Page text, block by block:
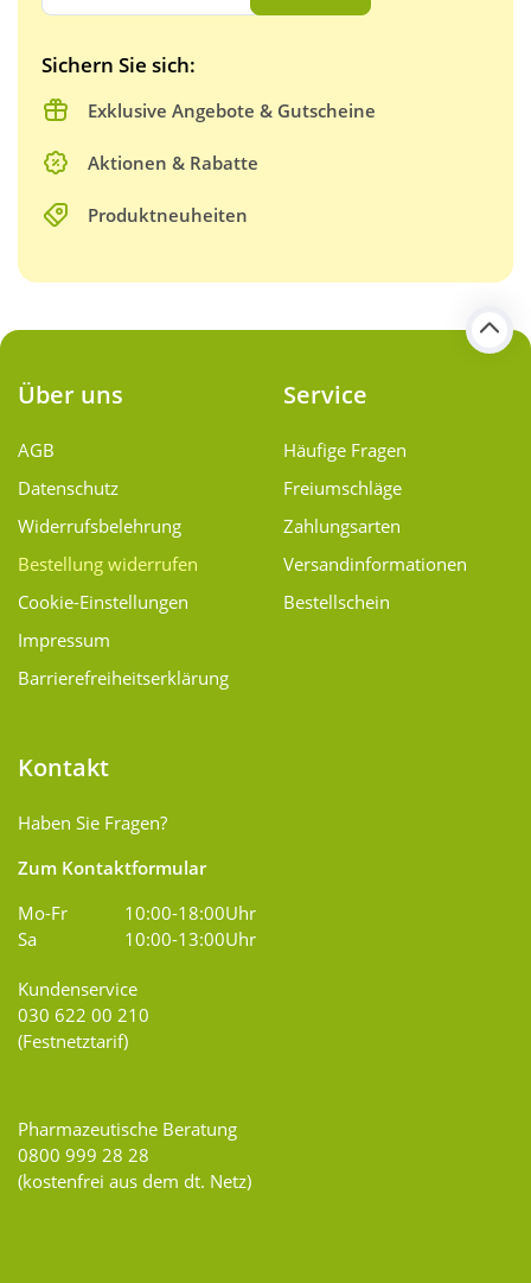
Sichern Sie sich:
Exklusive Angebote & Gutscheine
Aktionen & Rabatte
Produktneuheiten
Über uns
AGB
Datenschutz
Widerrufsbelehrung
Bestellung widerrufen
Cookie-Einstellungen
Impressum
Barrierefreiheitserklärung
Service
Häufige Fragen
Freiumschläge
Zahlungsarten
Versand­informationen
Bestellschein
Kontakt
Haben Sie Fragen?
Zum Kontaktformular
Mo-Fr
10:00-18:00Uhr
Sa
10:00-13:00Uhr
Kundenservice
030 622 00 210
(Festnetztarif)
Pharmazeutische Beratung
0800 999 28 28
(kostenfrei aus dem dt. Netz)